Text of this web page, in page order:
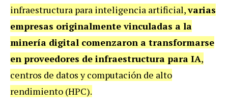
infraestructura para inteligencia artificial,varias
empresas originalmente vinculadas a la
minería digital comenzaron a transformarse
en proveedores de infraestructura para IA,
centros de datos y computación de alto
rendimiento (HPC).